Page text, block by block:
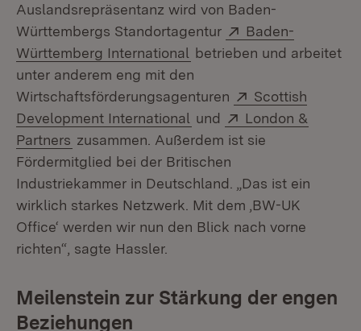
Auslandsrepräsentanz wird von Baden-
Württembergs Standortagentur
Extern:
Baden-
Württemberg International (Öffnet in neuem Fenster)
betrieben und arbeitet
unter anderem eng mit den
Wirtschaftsförderungsagenturen
Extern:
Scottish
Development International (Öffnet in neuem Fenster)
und Extern:
London &
Partners (Öffnet in neuem Fenster)
zusammen. Außerdem ist sie
Fördermitglied bei der Britischen
Industriekammer in Deutschland. „Das ist ein
wirklich starkes Netzwerk. Mit dem ,BW-UK
Office‘ werden wir nun den Blick nach vorne
richten“, sagte Hassler.
Meilenstein zur Stärkung der engen
Beziehungen